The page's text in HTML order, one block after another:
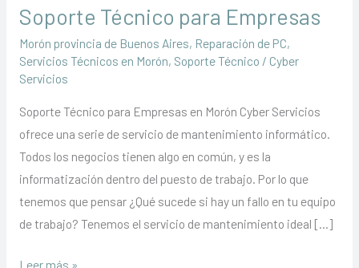
Soporte Técnico para Empresas
Morón provincia de Buenos Aires, Reparación de PC,
Servicios Técnicos en Morón, Soporte Técnico / Cyber
Servicios
Soporte Técnico para Empresas en Morón Cyber Servicios
ofrece una serie de servicio de mantenimiento informático.
Todos los negocios tienen algo en común, y es la
informatización dentro del puesto de trabajo. Por lo que
tenemos que pensar ¿Qué sucede si hay un fallo en tu equipo
de trabajo? Tenemos el servicio de mantenimiento ideal […]
Soporte
Leer más »